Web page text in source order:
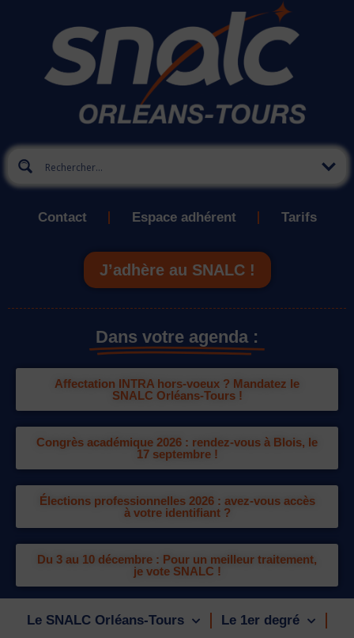
Contact Espace adhérent Tarifs
J’adhère au SNALC !
Dans votre agenda :
Affectation INTRA hors-voeux ? Mandatez le
SNALC Orléans-Tours !
Congrès académique 2026 : rendez-vous à Blois, le
17 septembre !
Élections professionnelles 2026 : avez-vous accès
à votre identifiant ?
Du 3 au 10 décembre : Pour un meilleur traitement,
je vote SNALC !
Le SNALC Orléans-Tours Le 1er degré